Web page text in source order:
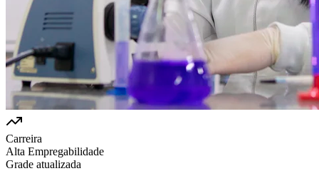
Carreira
Alta Empregabilidade
Grade atualizada